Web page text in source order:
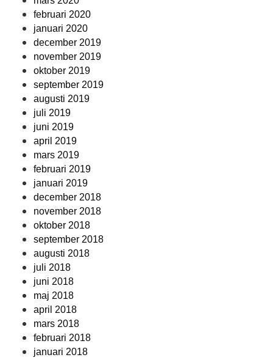
februari 2020
januari 2020
december 2019
november 2019
oktober 2019
september 2019
augusti 2019
juli 2019
juni 2019
april 2019
mars 2019
februari 2019
januari 2019
december 2018
november 2018
oktober 2018
september 2018
augusti 2018
juli 2018
juni 2018
maj 2018
april 2018
mars 2018
februari 2018
januari 2018